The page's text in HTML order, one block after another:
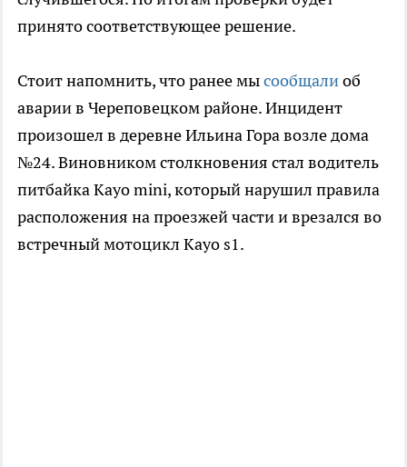
принято соответствующее решение.
Стоит напомнить, что ранее мысообщалиоб
аварии в Череповецком районе. Инцидент
произошел в деревне Ильина Гора возле дома
№24. Виновником столкновения стал водитель
питбайка Kayo mini, который нарушил правила
расположения на проезжей части и врезался во
встречный мотоцикл Kayo s1.